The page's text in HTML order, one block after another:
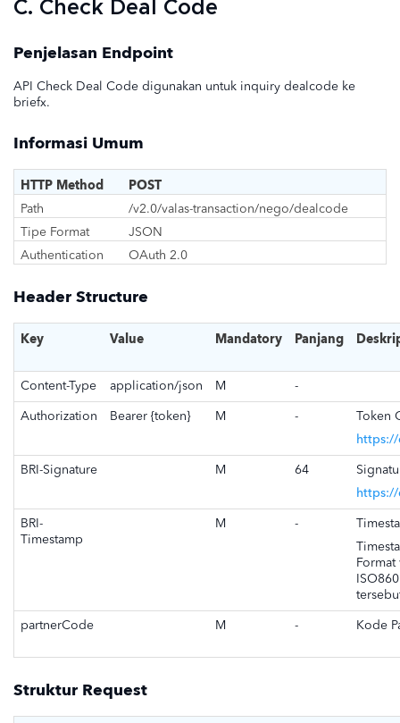
C. Check Deal Code
Penjelasan Endpoint
API Check Deal Code digunakan untuk inquiry dealcode ke
briefx.
Informasi Umum
HTTP Method POST
Path
/v2.0/valas-transaction/nego/dealcode
Tipe Format
JSON
Authentication
OAuth 2.0
Header Structure
Key Value Mandatory Panjang
Content-Type application/json M -
Authorization Bearer {token} M -
Token
BRI-Signature M 64
BRI-
Timestamp
M -
partnerCode M - Kode
Struktur Request